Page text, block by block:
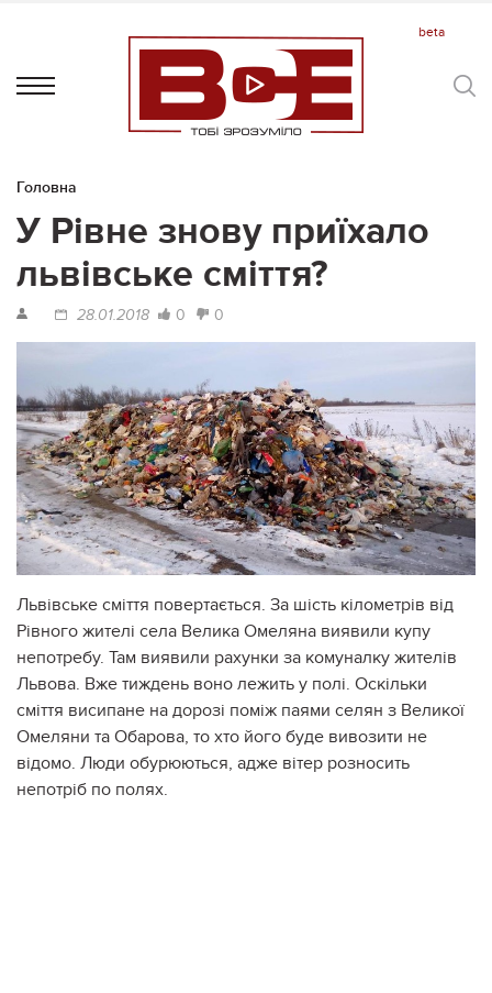
Головна
У Рівне знову приїхало
львівське сміття?
28.01.2018 0 0
Львівське сміття повертається. За шість кілометрів від
Рівного жителі села Велика Омеляна виявили купу
непотребу. Там виявили рахунки за комуналку жителів
Львова. Вже тиждень воно лежить у полі. Оскільки
сміття висипане на дорозі поміж паями селян з Великої
Омеляни та Обарова, то хто його буде вивозити не
відомо. Люди обурюються, адже вітер розносить
непотріб по полях.